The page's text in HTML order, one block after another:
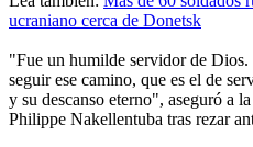
ucraniano cerca de Donetsk
"Fue un humilde servidor de Dios.
seguir ese camino, que es el de
y su descanso eterno", aseguró a
Philippe Nakellentuba tras rezar